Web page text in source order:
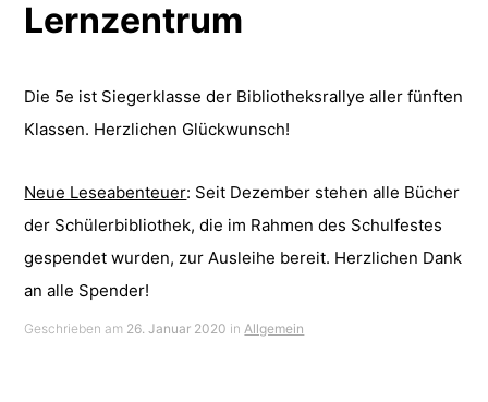
Lernzentrum
Die 5e ist Siegerklasse der Bibliotheksrallye aller fünften
Klassen. Herzlichen Glückwunsch!
Neue Leseabenteuer: Seit Dezember stehen alle Bücher
der Schülerbibliothek, die im Rahmen des Schulfestes
gespendet wurden, zur Ausleihe bereit. Herzlichen Dank
an alle Spender!
Geschrieben am 26. Januar 2020 inAllgemein